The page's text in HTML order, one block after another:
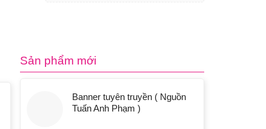
Sản phẩm mới
Banner tuyên truyền ( Nguồn
Tuấn Anh Phạm )